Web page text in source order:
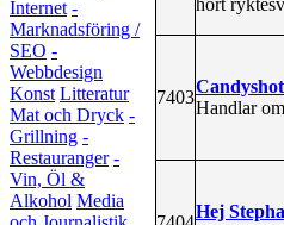
Internet -
Marknadsföring /
SEO -
Webbdesign
Konst Litteratur
Mat och Dryck -
Grillning -
Restauranger -
Vin, Öl &
Alkohol Media
7403
Candyshot
Handlar
Hej